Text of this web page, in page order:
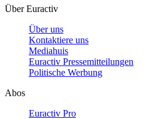
Über Euractiv
Über uns
Kontaktiere uns
Mediahuis
Euractiv Pressemitteilungen
Politische Werbung
Abos
Euractiv Pro